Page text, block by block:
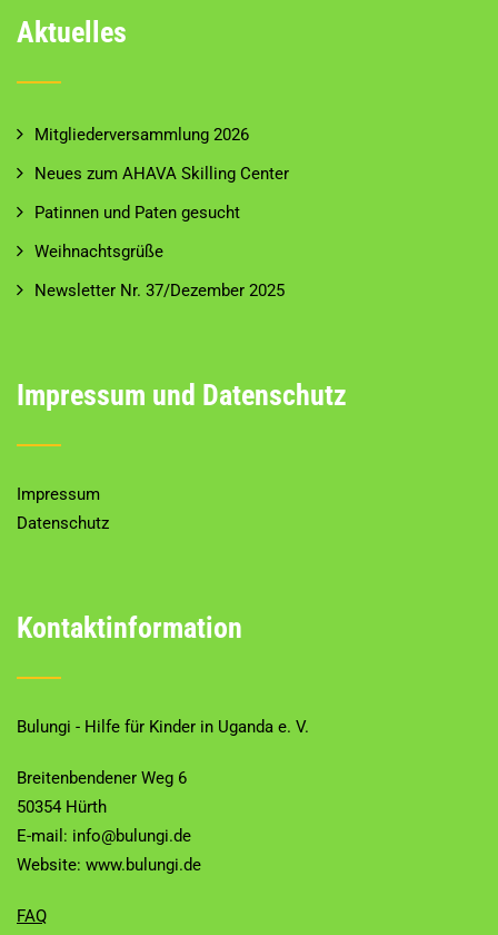
Aktuelles
Mitgliederversammlung 2026
Neues zum AHAVA Skilling Center
Patinnen und Paten gesucht
Weihnachtsgrüße
Newsletter Nr. 37/Dezember 2025
Impressum und Datenschutz
Impressum
Datenschutz
Kontaktinformation
Bulungi - Hilfe für Kinder in Uganda e. V.
Breitenbendener Weg 6
50354 Hürth
E-mail: info@bulungi.de
Website: www.bulungi.de
FAQ